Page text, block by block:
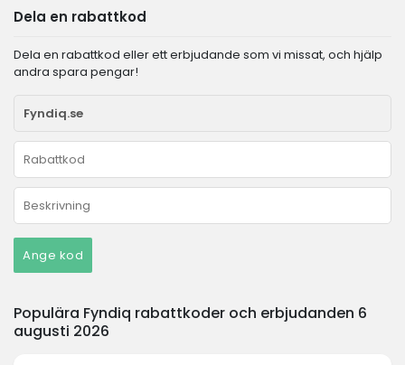
Dela en rabattkod
Dela en rabattkod eller ett erbjudande som vi missat, och hjälp
andra spara pengar!
Ange kod
Populära Fyndiq rabattkoder och erbjudanden 6
augusti 2026